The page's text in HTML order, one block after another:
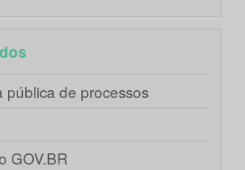
pública de processos
GOV.BR